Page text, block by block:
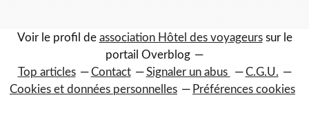
Voir le profil de association Hôtel des voyageurssur le
portail Overblog
Top articles
Contact Signaler un abus
C.G.U.
Cookies et données personnelles
Préférences cookies